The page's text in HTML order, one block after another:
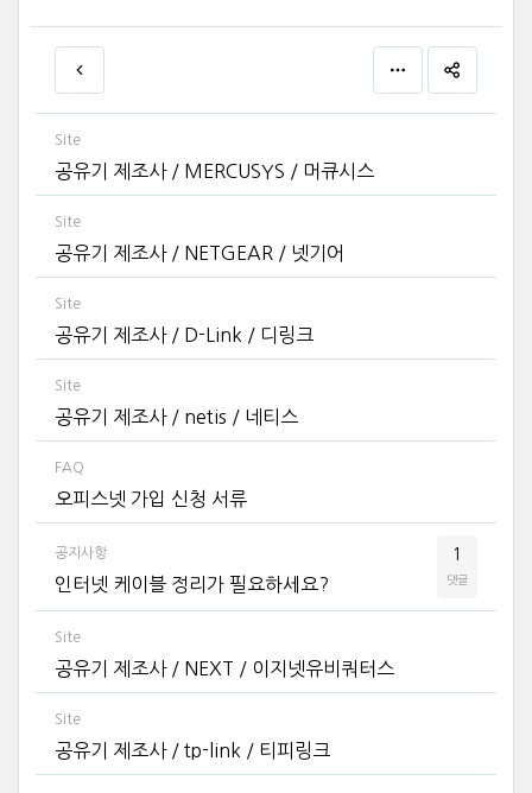
Site
공유기 제조사 / MERCUSYS / 머큐시스
Site
공유기 제조사 / NETGEAR / 넷기어
Site
공유기 제조사 / D-Link / 디링크
Site
공유기 제조사 / netis / 네티스
FAQ
오피스넷 가입 신청 서류
공지사항
인터넷 케이블 정리가 필요하세요?
1
댓글
Site
공유기 제조사 / NEXT / 이지넷유비쿼터스
Site
공유기 제조사 / tp-link / 티피링크